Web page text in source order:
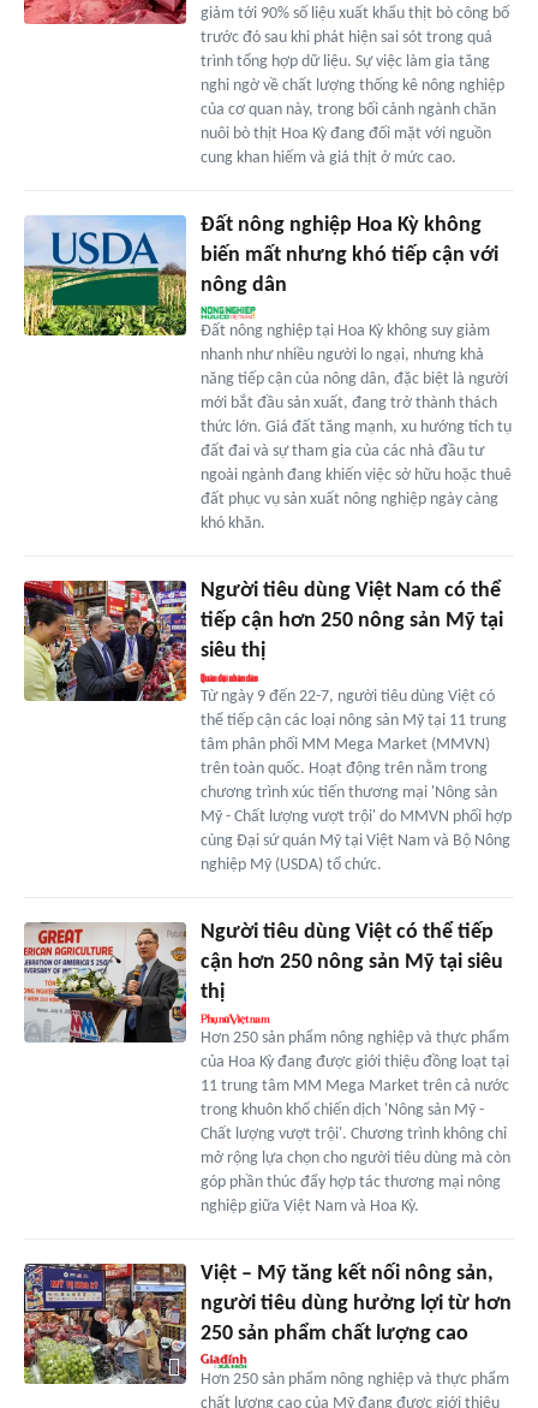
giảm tới 90% số liệu xuất khẩu thịt bò công bố
trước đó sau khi phát hiện sai sót trong quá
trình tổng hợp dữ liệu. Sự việc làm gia tăng
nghi ngờ về chất lượng thống kê nông nghiệp
của cơ quan này, trong bối cảnh ngành chăn
nuôi bò thịt Hoa Kỳ đang đối mặt với nguồn
cung khan hiếm và giá thịt ở mức cao.
Đất nông nghiệp Hoa Kỳ không
biến mất nhưng khó tiếp cận với
nông dân
Đất nông nghiệp tại Hoa Kỳ không suy giảm
nhanh như nhiều người lo ngại, nhưng khả
năng tiếp cận của nông dân, đặc biệt là người
mới bắt đầu sản xuất, đang trở thành thách
thức lớn. Giá đất tăng mạnh, xu hướng tích tụ
đất đai và sự tham gia của các nhà đầu tư
ngoài ngành đang khiến việc sở hữu hoặc thuê
đất phục vụ sản xuất nông nghiệp ngày càng
khó khăn.
Người tiêu dùng Việt Nam có thể
tiếp cận hơn 250 nông sản Mỹ tại
siêu thị
Từ ngày 9 đến 22-7, người tiêu dùng Việt có
thể tiếp cận các loại nông sản Mỹ tại 11 trung
tâm phân phối MM Mega Market (MMVN)
trên toàn quốc. Hoạt động trên nằm trong
chương trình xúc tiến thương mại 'Nông sản
Mỹ - Chất lượng vượt trội' do MMVN phối hợp
cùng Đại sứ quán Mỹ tại Việt Nam và Bộ Nông
nghiệp Mỹ (USDA) tổ chức.
Người tiêu dùng Việt có thể tiếp
cận hơn 250 nông sản Mỹ tại siêu
thị
Hơn 250 sản phẩm nông nghiệp và thực phẩm
của Hoa Kỳ đang được giới thiệu đồng loạt tại
11 trung tâm MM Mega Market trên cả nước
trong khuôn khổ chiến dịch 'Nông sản Mỹ -
Chất lượng vượt trội'. Chương trình không chỉ
mở rộng lựa chọn cho người tiêu dùng mà còn
góp phần thúc đẩy hợp tác thương mại nông
nghiệp giữa Việt Nam và Hoa Kỳ.
Việt – Mỹ tăng kết nối nông sản,
người tiêu dùng hưởng lợi từ hơn
250 sản phẩm chất lượng cao
Hơn 250 sản phẩm nông nghiệp và thực phẩm
chất lượng cao của Mỹ đang được giới thiệu